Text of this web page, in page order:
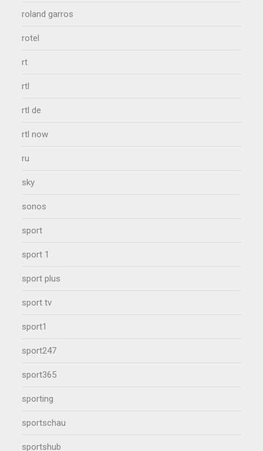
roland garros
rotel
rt
rtl
rtl de
rtl now
ru
sky
sonos
sport
sport 1
sport plus
sport tv
sport1
sport247
sport365
sporting
sportschau
sportshub